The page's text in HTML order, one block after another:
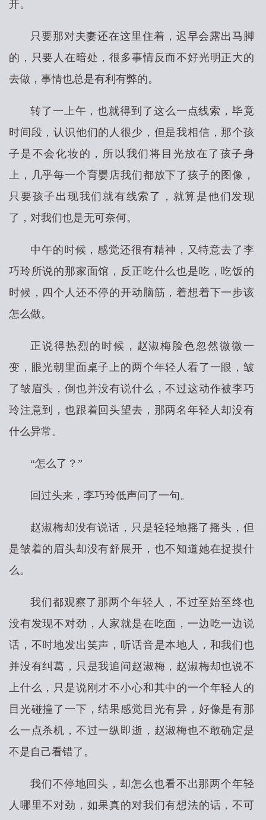
开。
只要那对夫妻还在这里住着，迟早会露出马脚
的，只要人在暗处，很多事情反而不好光明正大的
去做，事情也总是有利有弊的。
转了一上午，也就得到了这么一点线索，毕竟
时间段，认识他们的人很少，但是我相信，那个孩
子是不会化妆的，所以我们将目光放在了孩子身
上，几乎每一个育婴店我们都放下了孩子的图像，
只要孩子出现我们就有线索了，就算是他们发现
了，对我们也是无可奈何。
中午的时候，感觉还很有精神，又特意去了李
巧玲所说的那家面馆，反正吃什么也是吃，吃饭的
时候，四个人还不停的开动脑筋，着想着下一步该
怎么做。
正说得热烈的时候，赵淑梅脸色忽然微微一
变，眼光朝里面桌子上的两个年轻人看了一眼，皱
了皱眉头，倒也并没有说什么，不过这动作被李巧
玲注意到，也跟着回头望去，那两名年轻人却没有
什么异常。
“怎么了？”
回过头来，李巧玲低声问了一句。
赵淑梅却没有说话，只是轻轻地摇了摇头，但
是皱着的眉头却没有舒展开，也不知道她在捉摸什
么。
我们都观察了那两个年轻人，不过至始至终也
没有发现不对劲，人家就是在吃面，一边吃一边说
话，不时地发出笑声，听话音是本地人，和我们也
并没有纠葛，只是我追问赵淑梅，赵淑梅却也说不
上什么，只是说刚才不小心和其中的一个年轻人的
目光碰撞了一下，结果感觉目光有异，好像是有那
么一点杀机，不过一纵即逝，赵淑梅也不敢确定是
不是自己看错了。
我们不停地回头，却怎么也看不出那两个年轻
人哪里不对劲，如果真的对我们有想法的话，不可